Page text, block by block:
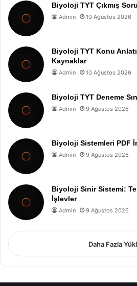
Biyoloji TYT Çıkmış
Admin 10 Ağustos 2026
Biyoloji TYT Konu
Kaynaklar
Admin 10 Ağustos 2026
Biyoloji TYT Deneme
Admin 9 Ağustos 2026
Biyoloji Sistemleri PDF
Admin 9 Ağustos 2026
Biyoloji Sinir Sistemi:
İşlevler
Admin 9 Ağustos 2026
Daha Fazla